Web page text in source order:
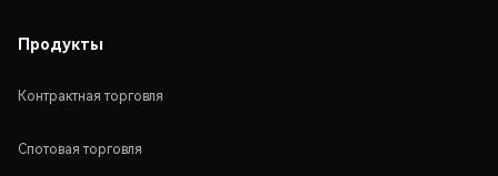
Продукты
Контрактная торговля
Спотовая торговля